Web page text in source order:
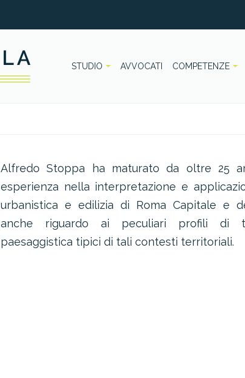
STUDIO AVVOCATI COMPETENZE
Alfredo Stoppa ha maturato da oltre 25
esperienza nella interpretazione e
urbanistica e edilizia di Roma Capitale e
anche riguardo ai peculiari profili di
paesaggistica tipici di tali contesti territoriali.